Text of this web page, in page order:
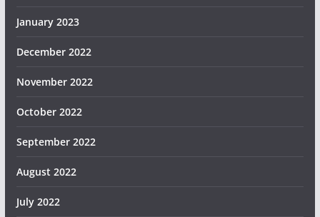
January 2023
December 2022
November 2022
October 2022
September 2022
August 2022
July 2022